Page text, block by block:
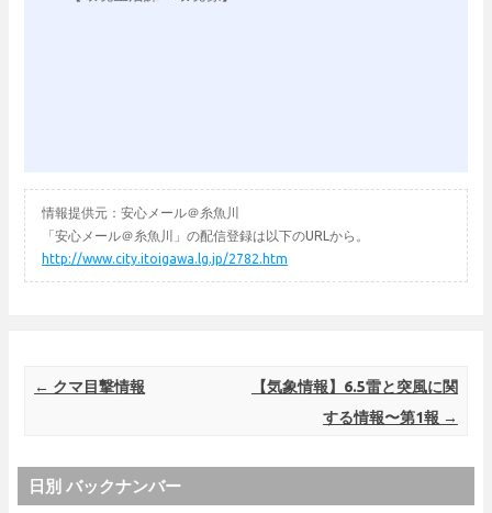
情報提供元：安心メール＠糸魚川
「安心メール＠糸魚川」の配信登録は以下のURLから。
http://www.city.itoigawa.lg.jp/2782.htm
Post navigation
← クマ目撃情報
【気象情報】6.5雷と突風に関
する情報〜第1報 →
日別 バックナンバー